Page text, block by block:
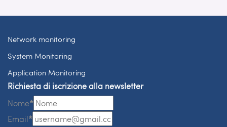
Network monitoring
System Monitoring
Application Monitoring
Richiesta di iscrizione alla newsletter
Nome*
Email*